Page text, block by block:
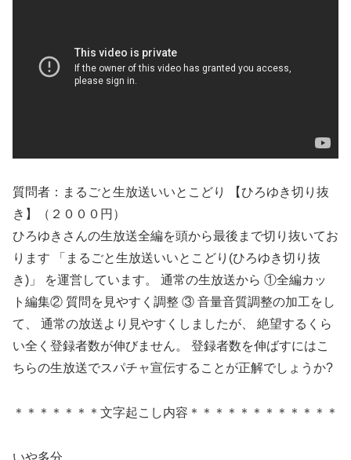
質問者：まるごと生放送いいとこどり 【ひろゆき切り抜
き】（２０００円）
ひろゆきさんの生放送全編を頭から最後まで切り抜いてお
ります 「まるごと生放送いいとこどり(ひろゆき切り抜
き)」 を運営しています。 通常の生放送から ①全編カッ
ト編集② 質問を見やすく調整 ③ 音量音質調整の加工をし
て、 通常の放送より見やすくしましたが、 絶望するくら
い全く登録者数が伸びません。 登録者数を伸ばすにはこ
ちらの生放送でスパチャ宣伝することが正解でしょうか?
＊＊＊＊＊＊＊文字起こし内容＊＊＊＊＊＊＊＊＊＊＊＊
いや多分